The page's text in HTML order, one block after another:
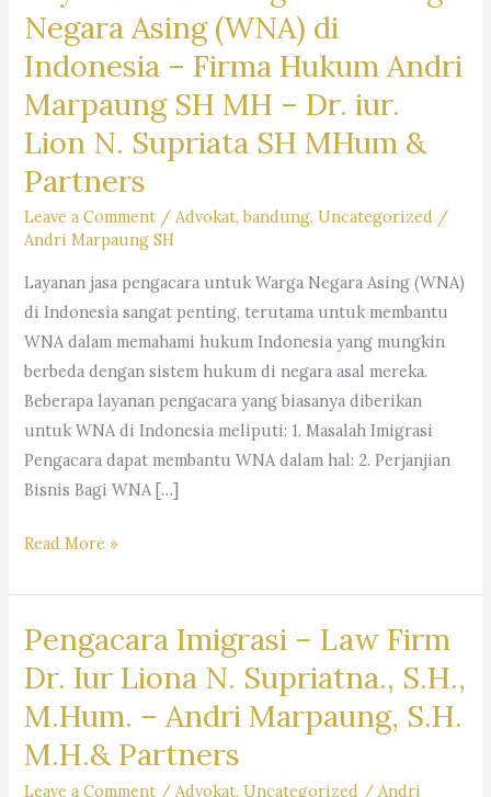
Negara Asing (WNA) di
Indonesia – Firma Hukum Andri
Marpaung SH MH – Dr. iur.
Lion N. Supriata SH MHum &
Partners
Leave a Comment /Advokat,bandung,Uncategorized /
Andri Marpaung SH
Layanan jasa pengacara untuk Warga Negara Asing (WNA)
di Indonesia sangat penting, terutama untuk membantu
WNA dalam memahami hukum Indonesia yang mungkin
berbeda dengan sistem hukum di negara asal mereka.
Beberapa layanan pengacara yang biasanya diberikan
untuk WNA di Indonesia meliputi: 1. Masalah Imigrasi
Pengacara dapat membantu WNA dalam hal: 2. Perjanjian
Bisnis Bagi WNA […]
Layanan
Pengacara
Warga
Asing
(WNA)
di
Read More »
Pengacara Imigrasi – Law Firm
Dr. Iur Liona N. Supriatna., S.H.,
M.Hum. – Andri Marpaung, S.H.
M.H.& Partners
Leave a Comment / Advokat,Uncategorized / Andri